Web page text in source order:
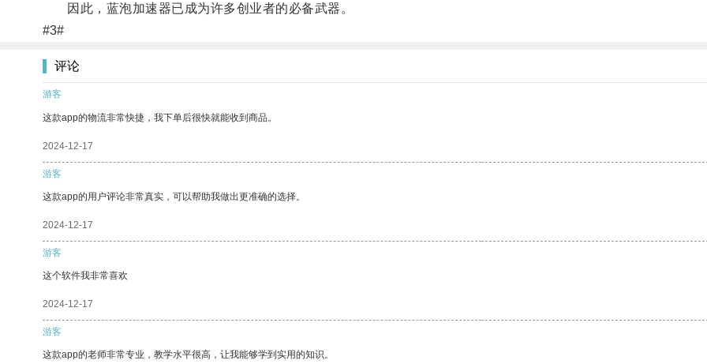
因此，蓝泡加速器已成为许多创业者的必备武器。
#3#
评论
游客
这款app的物流非常快捷，我下单后很快就能收到商品。
2024-12-17
游客
这款app的用户评论非常真实，可以帮助我做出更准确的选择。
2024-12-17
游客
这个软件我非常喜欢
2024-12-17
游客
这款app的老师非常专业，教学水平很高，让我能够学到实用的知识。